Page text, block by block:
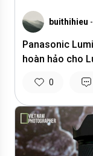
buithihieu
Panasonic
hoàn hảo cho
0